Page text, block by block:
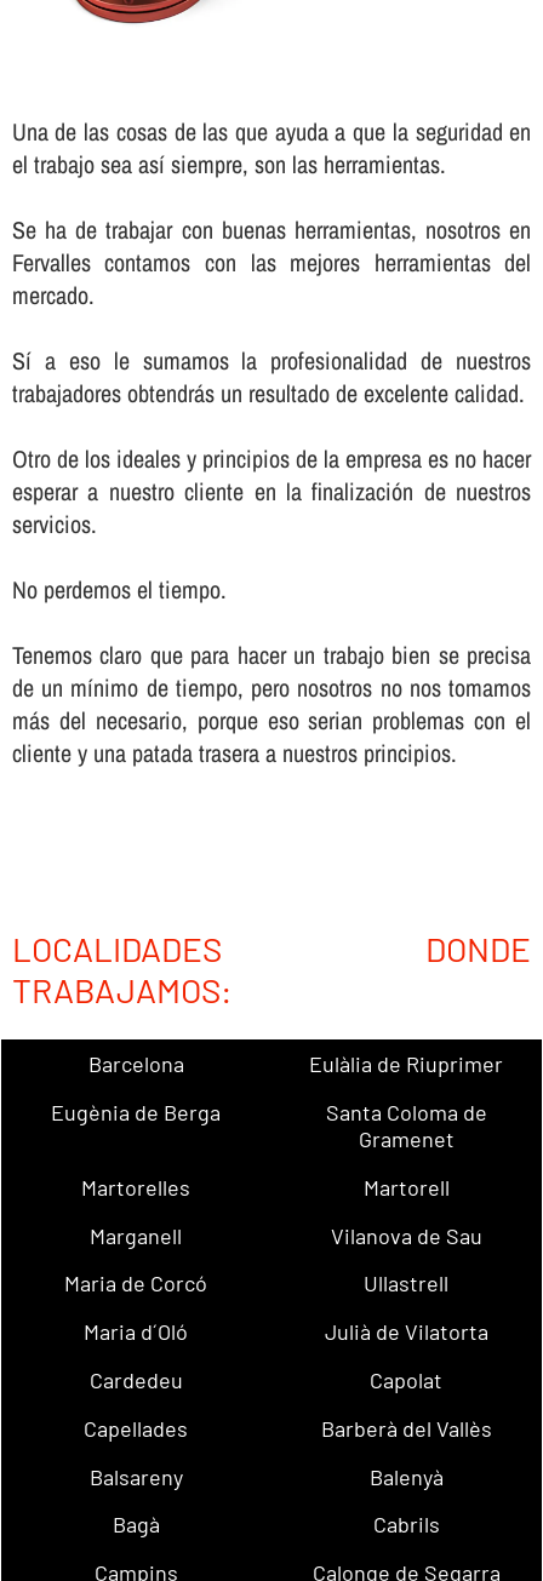
Una de las cosas de las que ayuda a que la seguridad en
el trabajo sea así­ siempre, son las herramientas.
Se ha de trabajar con buenas herramientas, nosotros en
Fervalles contamos con las mejores herramientas del
mercado.
Sí­ a eso le sumamos la profesionalidad de nuestros
trabajadores obtendrás un resultado de excelente calidad.
Otro de los ideales y principios de la empresa es no hacer
esperar a nuestro cliente en la finalización de nuestros
servicios.
No perdemos el tiempo.
Tenemos claro que para hacer un trabajo bien se precisa
de un mí­nimo de tiempo, pero nosotros no nos tomamos
más del necesario, porque eso serian problemas con el
cliente y una patada trasera a nuestros principios.
LOCALIDADES DONDE
TRABAJAMOS:
Barcelona
Eulàlia de Riuprimer
Eugènia de Berga
Santa Coloma de
Gramenet
Martorelles
Martorell
Marganell
Vilanova de Sau
Maria de Corcó
Ullastrell
Maria d´Oló
Julià de Vilatorta
Cardedeu
Capolat
Capellades
Barberà del Vallès
Balsareny
Balenyà
Bagà
Cabrils
Campins
Calonge de Segarra